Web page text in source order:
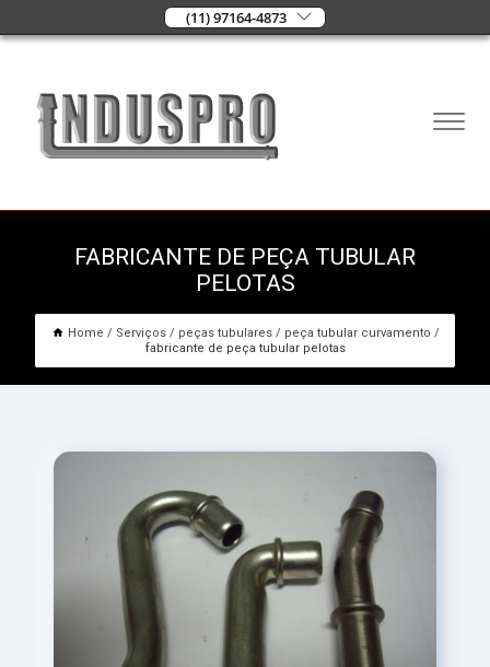
(11) 97164-4873
FABRICANTE DE PEÇA TUBULAR
PELOTAS
Home Serviços peças tubulares
peça tubular curvamento
fabricante de peça tubular pelotas